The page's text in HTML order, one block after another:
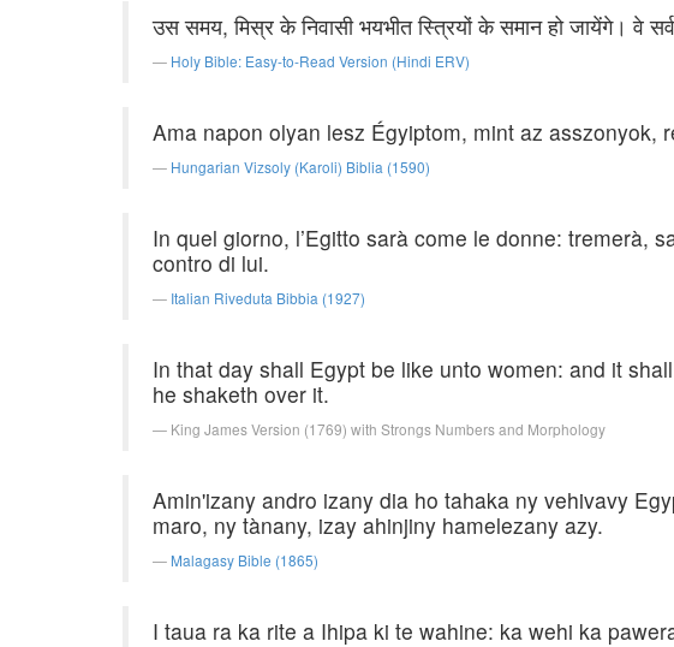
उस समय, मिस्र के निवासी भयभीत स्त्रियों के समान हो जायेंगे। वे
Holy Bible: Easy-to-Read Version (Hindi ERV)
Ama napon olyan lesz Égyiptom, mint az
Hungarian Vizsoly (Karoli) Biblia (1590)
In quel giorno, l’Egitto sarà come le donne: tremerà,
contro di lui.
Italian Riveduta Bibbia (1927)
In that day shall Egypt be like unto women: and it
he shaketh over it.
King James Version (1769) with Strongs Numbers and Morphology
Amin'izany andro izany dia ho tahaka ny vehivavy
maro, ny tànany, izay ahinjiny hamelezany azy.
Malagasy Bible (1865)
I taua ra ka rite a Ihipa ki te wahine: ka wehi ka